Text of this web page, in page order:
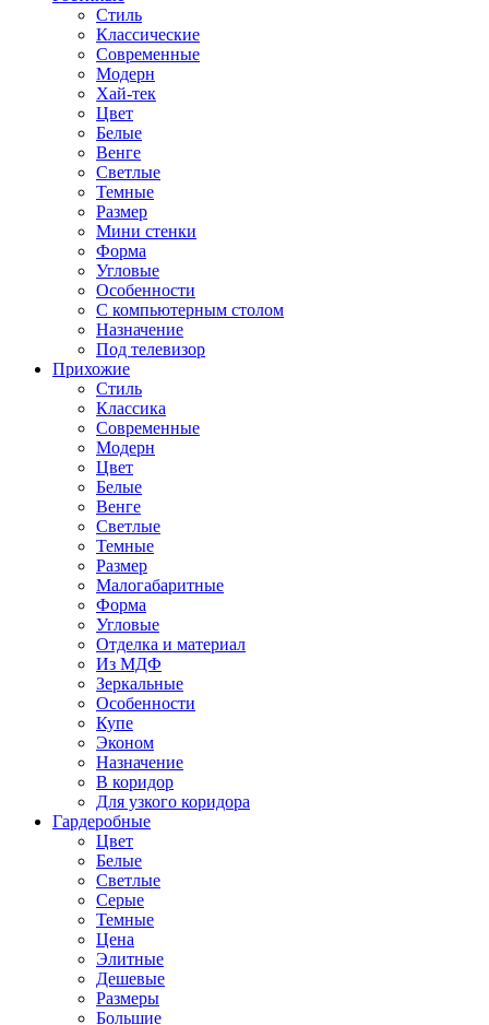
Стиль
Классические
Современные
Модерн
Хай-тек
Цвет
Белые
Венге
Светлые
Темные
Размер
Мини стенки
Форма
Угловые
Особенности
С компьютерным столом
Назначение
Под телевизор
Прихожие
Стиль
Классика
Современные
Модерн
Цвет
Белые
Венге
Светлые
Темные
Размер
Малогабаритные
Форма
Угловые
Отделка и материал
Из МДФ
Зеркальные
Особенности
Купе
Эконом
Назначение
В коридор
Для узкого коридора
Гардеробные
Цвет
Белые
Светлые
Серые
Темные
Цена
Элитные
Дешевые
Размеры
Большие